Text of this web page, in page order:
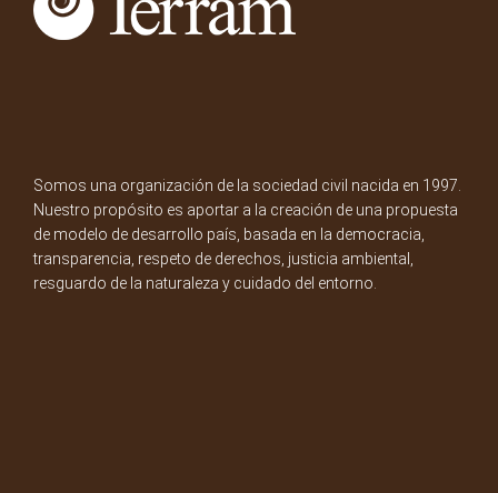
Somos una organización de la sociedad civil nacida en 1997.
Nuestro propósito es aportar a la creación de una propuesta
de modelo de desarrollo país, basada en la democracia,
transparencia, respeto de derechos, justicia ambiental,
resguardo de la naturaleza y cuidado del entorno.